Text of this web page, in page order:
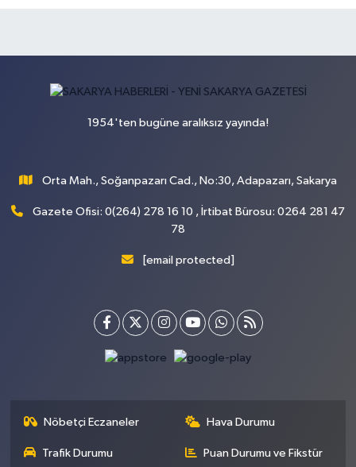
1954'ten bugüne aralıksız yayında!
Orta Mah., Soğanpazarı Cad., No:30, Adapazarı, Sakarya
Gazete Ofisi: 0(264) 278 16 10 , İrtibat Bürosu: 0264 281 47
78
[email protected]
Nöbetçi Eczaneler Hava Durumu
Trafik Durumu Puan Durumu ve Fikstür